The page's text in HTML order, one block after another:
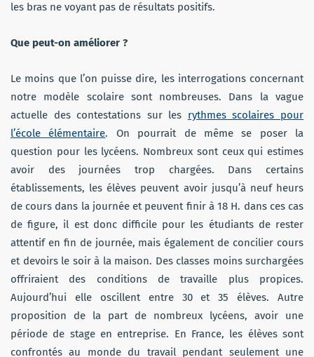
les bras ne voyant pas de résultats positifs.
Que peut-on améliorer ?
Le moins que l’on puisse dire, les interrogations concernant
notre modèle scolaire sont nombreuses. Dans la vague
actuelle des contestations sur les rythmes scolaires pour
l’école élémentaire. On pourrait de même se poser la
question pour les lycéens. Nombreux sont ceux qui estimes
avoir des journées trop chargées. Dans certains
établissements, les élèves peuvent avoir jusqu’à neuf heurs
de cours dans la journée et peuvent finir à 18 H. dans ces cas
de figure, il est donc difficile pour les étudiants de rester
attentif en fin de journée, mais également de concilier cours
et devoirs le soir à la maison. Des classes moins surchargées
offriraient des conditions de travaille plus propices.
Aujourd’hui elle oscillent entre 30 et 35 élèves. Autre
proposition de la part de nombreux lycéens, avoir une
période de stage en entreprise. En France, les élèves sont
confrontés au monde du travail pendant seulement une